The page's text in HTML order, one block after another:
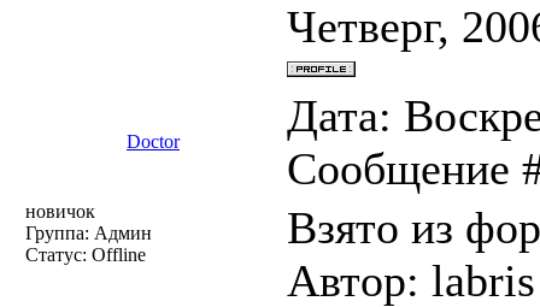
Четверг,
Doctor
Дата:
Сообщение
новичок
Группа: Админ
Статус: Offline
Взято из
Автор: labris